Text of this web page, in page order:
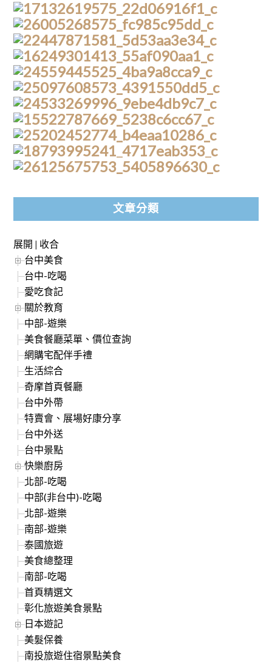
文章分類
展開 | 收合
台中美食
台中-吃喝
愛吃食記
關於教育
中部-遊樂
美食餐廳菜單、價位查詢
網購宅配伴手禮
生活綜合
奇摩首頁餐廳
台中外帶
特賣會、展場好康分享
台中外送
台中景點
快樂廚房
北部-吃喝
中部(非台中)-吃喝
北部-遊樂
南部-遊樂
泰國旅遊
美食總整理
南部-吃喝
首頁精選文
彰化旅遊美食景點
日本遊記
美髮保養
南投旅遊住宿景點美食